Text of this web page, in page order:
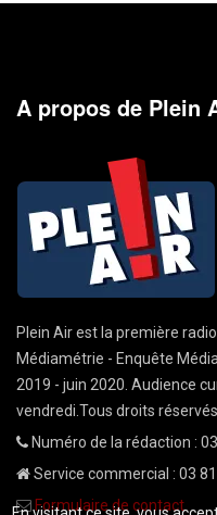
A propos de Plein
Plein Air est la première
Médiamétrie - Enquête
2019 - juin 2020. Audience
vendredi.Tous droits
Numéro de la rédaction :
Service commercial : 03
Formulaire de contact